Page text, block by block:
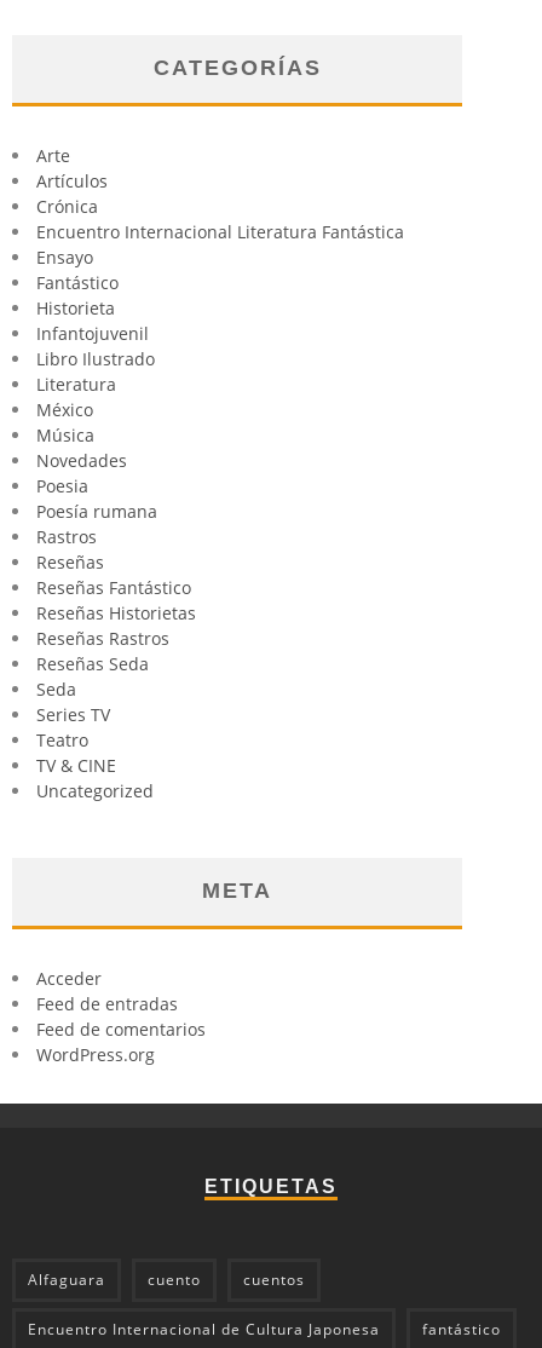
CATEGORÍAS
Arte
Artículos
Crónica
Encuentro Internacional Literatura Fantástica
Ensayo
Fantástico
Historieta
Infantojuvenil
Libro Ilustrado
Literatura
México
Música
Novedades
Poesia
Poesía rumana
Rastros
Reseñas
Reseñas Fantástico
Reseñas Historietas
Reseñas Rastros
Reseñas Seda
Seda
Series TV
Teatro
TV & CINE
Uncategorized
META
Acceder
Feed de entradas
Feed de comentarios
WordPress.org
ETIQUETAS
Alfaguara cuento cuentos
Encuentro Internacional de Cultura Japonesa fantástico